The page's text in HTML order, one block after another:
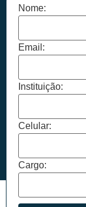
Nome:
Email:
Instituição:
Celular:
Cargo: